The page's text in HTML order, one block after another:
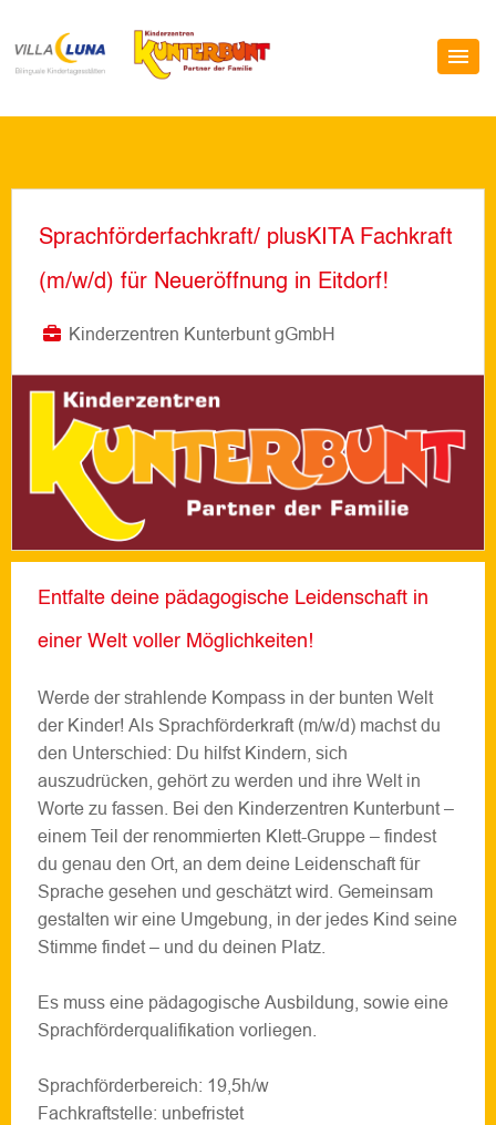
Sprachförderfachkraft/ plusKITA Fachkraft
(m/w/d) für Neueröffnung in Eitdorf!
Kinderzentren Kunterbunt gGmbH
Entfalte deine pädagogische Leidenschaft in
einer Welt voller Möglichkeiten!
Werde der strahlende Kompass in der bunten Welt
der Kinder! Als Sprachförderkraft (m/w/d) machst du
den Unterschied: Du hilfst Kindern, sich
auszudrücken, gehört zu werden und ihre Welt in
Worte zu fassen. Bei den Kinderzentren Kunterbunt –
einem Teil der renommierten Klett-Gruppe – findest
du genau den Ort, an dem deine Leidenschaft für
Sprache gesehen und geschätzt wird. Gemeinsam
gestalten wir eine Umgebung, in der jedes Kind seine
Stimme findet – und du deinen Platz.
Es muss eine pädagogische Ausbildung, sowie eine
Sprachförderqualifikation vorliegen.
Sprachförderbereich: 19,5h/w
Fachkraftstelle: unbefristet